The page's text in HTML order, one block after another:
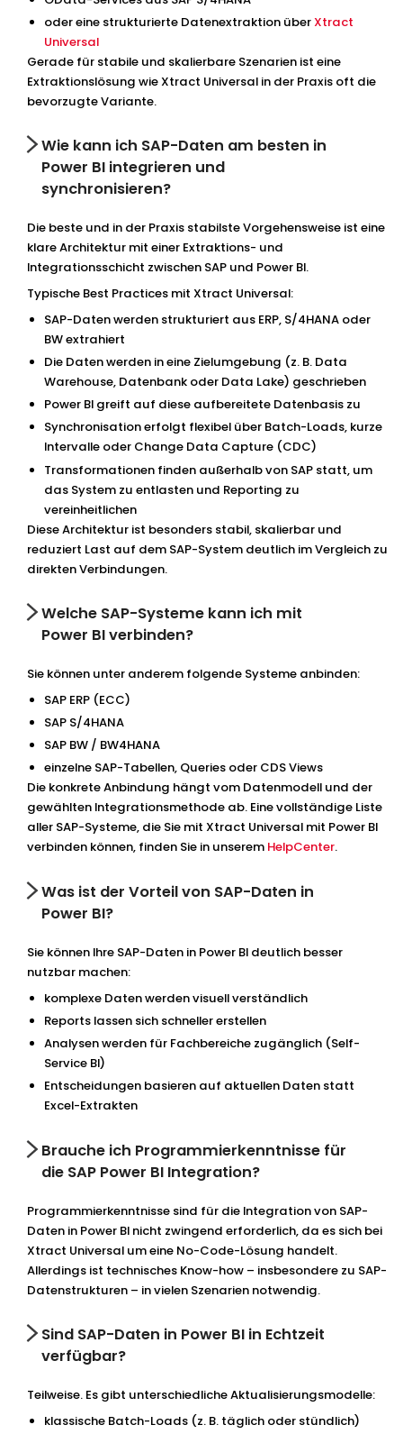
oder eine strukturierte Datenextraktion überXtract
Universal
Gerade für stabile und skalierbare Szenarien ist eine
Extraktionslösung wie Xtract Universal in der Praxis oft die
bevorzugte Variante.
Wie kann ich SAP-Daten am besten in
Power BI integrieren und
synchronisieren?
Die beste und in der Praxis stabilste Vorgehensweise ist eine
klare Architektur mit einer Extraktions- und
Integrationsschicht zwischen SAP und Power BI.
Typische Best Practices mit Xtract Universal:
SAP-Daten werden strukturiert aus ERP, S/4HANA oder
BW extrahiert
Die Daten werden in eine Zielumgebung (z. B. Data
Warehouse, Datenbank oder Data Lake) geschrieben
Power BI greift auf diese aufbereitete Datenbasis zu
Synchronisation erfolgt flexibel über Batch-Loads, kurze
Intervalle oder Change Data Capture (CDC)
Transformationen finden außerhalb von SAP statt, um
das System zu entlasten und Reporting zu
vereinheitlichen
Diese Architektur ist besonders stabil, skalierbar und
reduziert Last auf dem SAP-System deutlich im Vergleich zu
direkten Verbindungen.
Welche SAP-Systeme kann ich mit
Power BI verbinden?
Sie können unter anderem folgende Systeme anbinden:
SAP ERP (ECC)
SAP S/4HANA
SAP BW / BW4HANA
einzelne SAP-Tabellen, Queries oder CDS Views
Die konkrete Anbindung hängt vom Datenmodell und der
gewählten Integrationsmethode ab. Eine vollständige Liste
aller SAP-Systeme, die Sie mit Xtract Universal mit Power BI
verbinden können, finden Sie in unserem HelpCenter.
Was ist der Vorteil von SAP-Daten in
Power BI?
Sie können Ihre SAP-Daten in Power BI deutlich besser
nutzbar machen:
komplexe Daten werden visuell verständlich
Reports lassen sich schneller erstellen
Analysen werden für Fachbereiche zugänglich (Self-
Service BI)
Entscheidungen basieren auf aktuellen Daten statt
Excel-Extrakten
Brauche ich Programmierkenntnisse für
die SAP Power BI Integration?
Programmierkenntnisse sind für die Integration von SAP-
Daten in Power BI nicht zwingend erforderlich, da es sich bei
Xtract Universal um eine No-Code-Lösung handelt.
Allerdings ist technisches Know-how – insbesondere zu SAP-
Datenstrukturen – in vielen Szenarien notwendig.
Sind SAP-Daten in Power BI in Echtzeit
verfügbar?
Teilweise. Es gibt unterschiedliche Aktualisierungsmodelle:
klassische Batch-Loads (z. B. täglich oder stündlich)